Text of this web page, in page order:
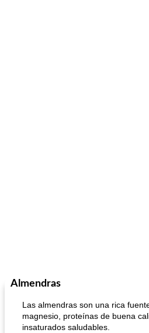
Almendras
Las almendras son una rica
magnesio, proteínas de buena
insaturados saludables.